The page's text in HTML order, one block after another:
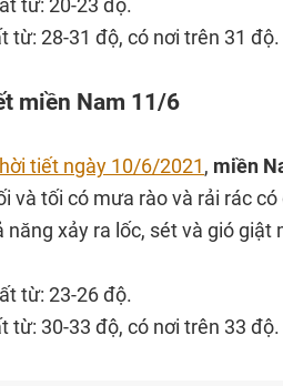
từ: 20-23 độ.
từ: 28-31 độ, có nơi trên 31 độ.
miền Nam 11/6
tiết ngày 10/6/2021, miền
và tối có mưa rào và rải rác
năng xảy ra lốc, sét và gió giật
từ: 23-26 độ.
từ: 30-33 độ, có nơi trên 33 độ.